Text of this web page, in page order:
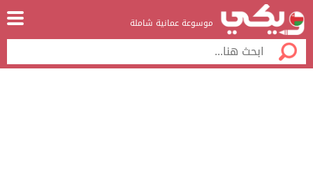
موسوعة عمانية شاملة